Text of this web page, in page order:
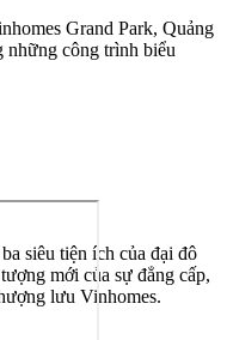
Grand Park, Quảng
những công trình biểu
siêu tiện ích của đại đô
mới của sự đẳng cấp,
lưu Vinhomes.